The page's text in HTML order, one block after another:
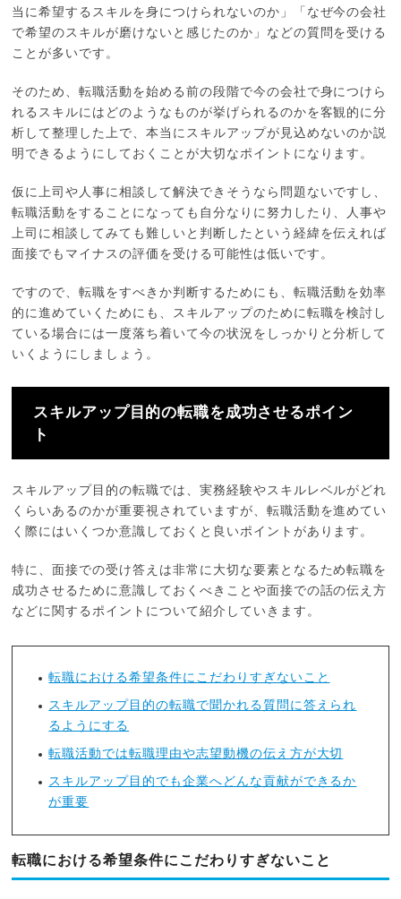
当に希望するスキルを身につけられないのか」「なぜ今の会社
で希望のスキルが磨けないと感じたのか」などの質問を受ける
ことが多いです。
そのため、転職活動を始める前の段階で今の会社で身につけら
れるスキルにはどのようなものが挙げられるのかを客観的に分
析して整理した上で、本当にスキルアップが見込めないのか説
明できるようにしておくことが大切なポイントになります。
仮に上司や人事に相談して解決できそうなら問題ないですし、
転職活動をすることになっても自分なりに努力したり、人事や
上司に相談してみても難しいと判断したという経緯を伝えれば
面接でもマイナスの評価を受ける可能性は低いです。
ですので、転職をすべきか判断するためにも、転職活動を効率
的に進めていくためにも、スキルアップのために転職を検討し
ている場合には一度落ち着いて今の状況をしっかりと分析して
いくようにしましょう。
スキルアップ目的の転職を成功させるポイン
ト
スキルアップ目的の転職では、実務経験やスキルレベルがどれ
くらいあるのかが重要視されていますが、転職活動を進めてい
く際にはいくつか意識しておくと良いポイントがあります。
特に、面接での受け答えは非常に大切な要素となるため転職を
成功させるために意識しておくべきことや面接での話の伝え方
などに関するポイントについて紹介していきます。
転職における希望条件にこだわりすぎないこと
スキルアップ目的の転職で聞かれる質問に答えられ
るようにする
転職活動では転職理由や志望動機の伝え方が大切
スキルアップ目的でも企業へどんな貢献ができるか
が重要
転職における希望条件にこだわりすぎないこと